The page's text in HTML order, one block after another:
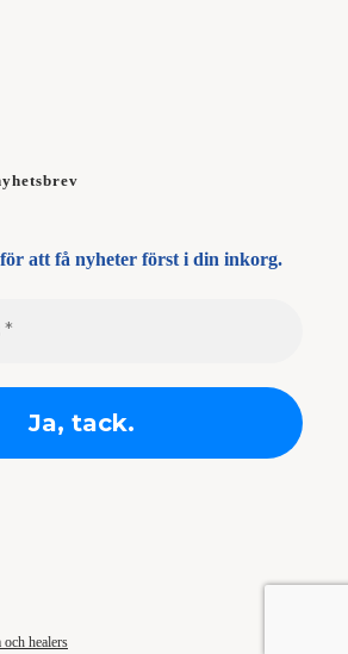
att få nyheter först i din inkorg.
healers